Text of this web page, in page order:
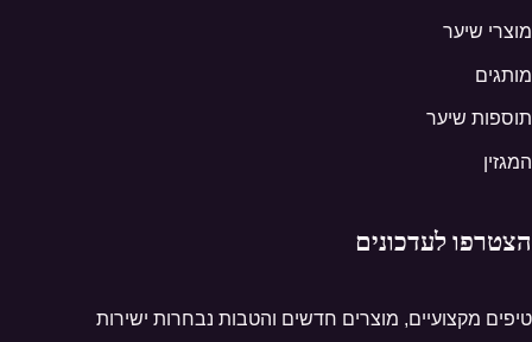
מוצרי שיער
מותגים
תוספות שיער
המגזין
הצטרפו לעדכונים
טיפים מקצועיים, מוצרים חדשים והטבות נבחרות ישירות